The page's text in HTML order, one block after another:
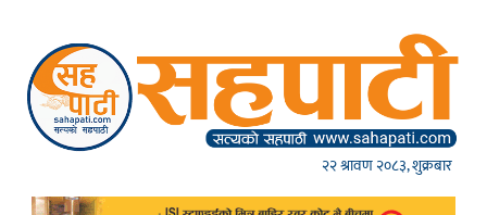
२२ श्रावण २०८३, शुक्रबार